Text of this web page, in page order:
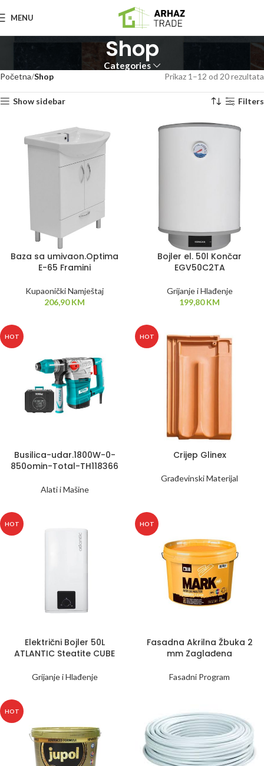
MENU
Shop
Categories
Početna Shop Prikaz 1–12 od 20 rezultata
Show sidebar Filters
Baza sa umivaon.Optima
E-65 Framini
Kupaonički Namještaj
206,90KM
Bojler el. 50l Končar
EGV50C2TA
Grijanje i Hlađenje
199,80KM
HOT
Busilica-udar.1800W-0-
850omin-Total-TH118366
Alati i Mašine
HOT
Crijep Glinex
Građevinski Materijal
HOT
Električni Bojler 50L
ATLANTIC Steatite CUBE
Grijanje i Hlađenje
HOT
Fasadna Akrilna Žbuka 2
mm Zaglađena
Fasadni Program
HOT